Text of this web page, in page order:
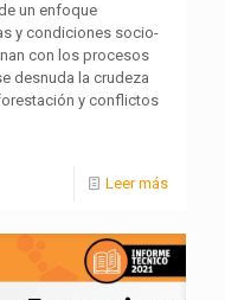
un enfoque
y condiciones socio-
con los procesos
desnuda la crudeza
y conflictos
Leer más